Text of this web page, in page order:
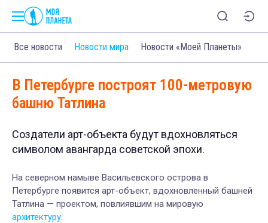
Все новости Новости мира Новости «Моей Планеты»
В Петербурге построят 100-метровую
башню Татлина
Создатели арт-объекта будут вдохновляться
символом авангарда советской эпохи.
На северном намыве Васильевского острова в
Петербурге появится арт-объект, вдохновленный башней
Татлина — проектом, повлиявшим на мировую
архитектуру.